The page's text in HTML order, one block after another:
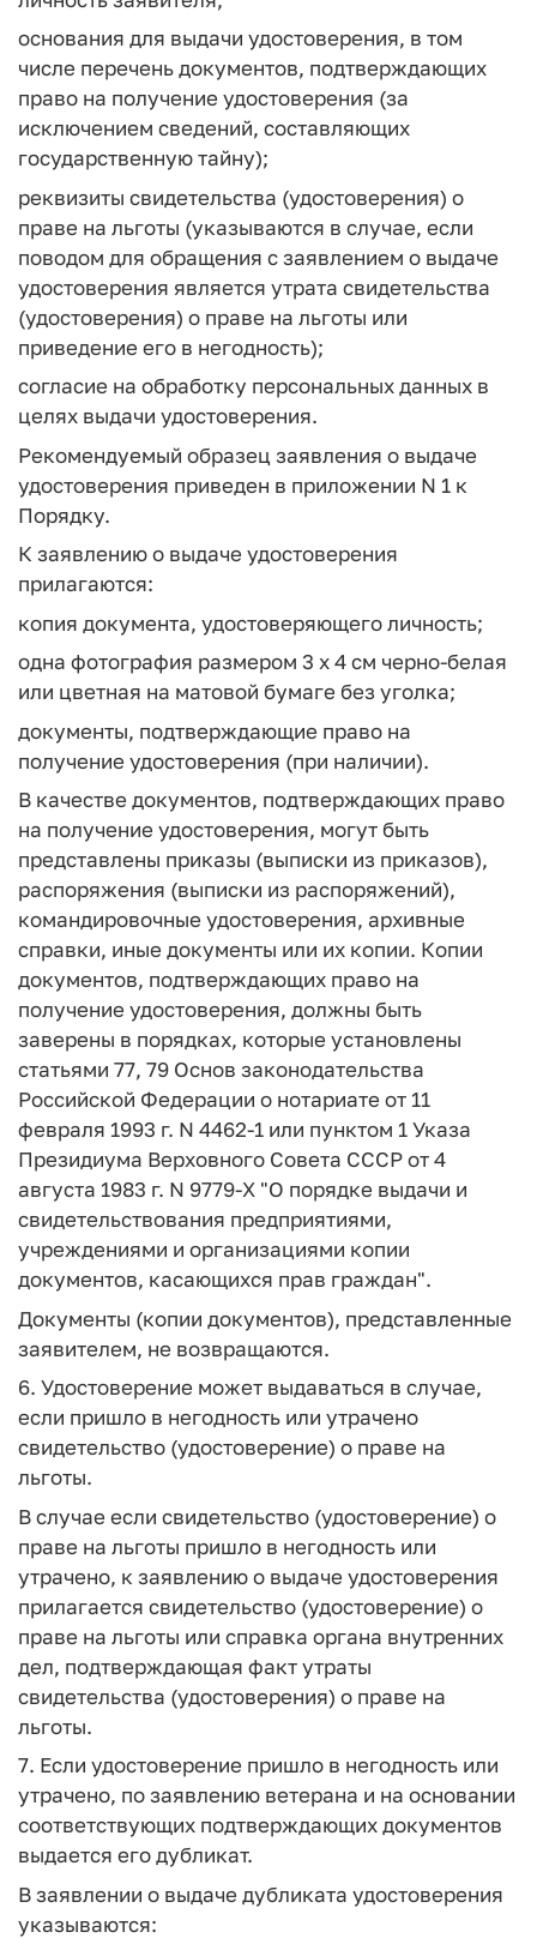
основания для выдачи удостоверения, в том
числе перечень документов, подтверждающих
право на получение удостоверения (за
исключением сведений, составляющих
государственную тайну);
реквизиты свидетельства (удостоверения) о
праве на льготы (указываются в случае, если
поводом для обращения с заявлением о выдаче
удостоверения является утрата свидетельства
(удостоверения) о праве на льготы или
приведение его в негодность);
согласие на обработку персональных данных в
целях выдачи удостоверения.
Рекомендуемый образец заявления о выдаче
удостоверения приведен в приложении N 1 к
Порядку.
К заявлению о выдаче удостоверения
прилагаются:
копия документа, удостоверяющего личность;
одна фотография размером 3 х 4 см черно-белая
или цветная на матовой бумаге без уголка;
документы, подтверждающие право на
получение удостоверения (при наличии).
В качестве документов, подтверждающих право
на получение удостоверения, могут быть
представлены приказы (выписки из приказов),
распоряжения (выписки из распоряжений),
командировочные удостоверения, архивные
справки, иные документы или их копии. Копии
документов, подтверждающих право на
получение удостоверения, должны быть
заверены в порядках, которые установлены
статьями 77, 79 Основ законодательства
Российской Федерации о нотариате от 11
февраля 1993 г. N 4462-1 или пунктом 1 Указа
Президиума Верховного Совета СССР от 4
августа 1983 г. N 9779-Х "О порядке выдачи и
свидетельствования предприятиями,
учреждениями и организациями копии
документов, касающихся прав граждан".
Документы (копии документов), представленные
заявителем, не возвращаются.
6. Удостоверение может выдаваться в случае,
если пришло в негодность или утрачено
свидетельство (удостоверение) о праве на
льготы.
В случае если свидетельство (удостоверение) о
праве на льготы пришло в негодность или
утрачено, к заявлению о выдаче удостоверения
прилагается свидетельство (удостоверение) о
праве на льготы или справка органа внутренних
дел, подтверждающая факт утраты
свидетельства (удостоверения) о праве на
льготы.
7. Если удостоверение пришло в негодность или
утрачено, по заявлению ветерана и на основании
соответствующих подтверждающих документов
выдается его дубликат.
В заявлении о выдаче дубликата удостоверения
указываются: